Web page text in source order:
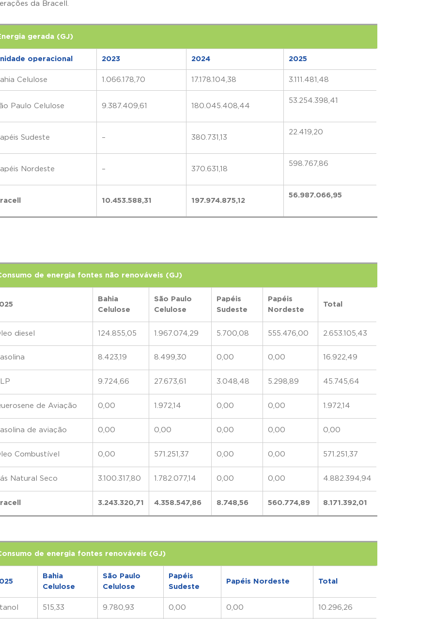
da Bracell.
gerada (GJ)
operacional 2023 2024 2025
Celulose 1.066.178,70 17.178.104,38 3.111.481,48
Paulo Celulose 9.387.409,61 180.045.408,44
53.254.398,41
Sudeste – 380.731,13
22.419,20
Nordeste – 370.631,18
598.767,86
10.453.588,31 197.974.875,12
56.987.066,95
de energia fontes não renováveis (GJ)
Bahia
Celulose
São Paulo
Celulose
Papéis
Sudeste
Papéis
Nordeste
Total
diesel 124.855,05 1.967.074,29 5.700,08 555.476,00 2.653.105,43
8.423,19 8.499,30 0,00 0,00 16.922,49
9.724,66 27.673,61 3.048,48 5.298,89 45.745,64
de Aviação 0,00 1.972,14 0,00 0,00 1.972,14
de aviação 0,00 0,00 0,00 0,00 0,00
Combustível 0,00 571.251,37 0,00 0,00 571.251,37
Natural Seco 3.100.317,80 1.782.077,14 0,00 0,00 4.882.394,94
3.243.320,71 4.358.547,86 8.748,56 560.774,89 8.171.392,01
de energia fontes renováveis (GJ)
Bahia
Celulose
São Paulo
Celulose
Papéis
Sudeste
Papéis Nordeste Total
515,33 9.780,93 0,00 0,00 10.296,26